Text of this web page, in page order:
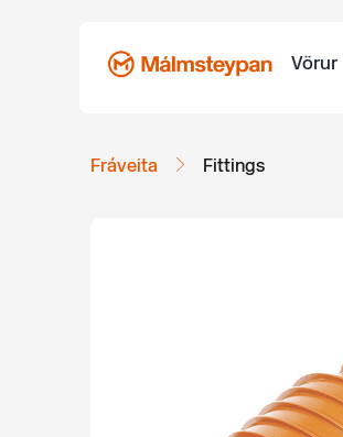
Vörur
Fráveita Fittings